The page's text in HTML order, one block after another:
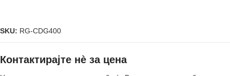
SKU: RG-CDG400
Контактирајте нè за цена